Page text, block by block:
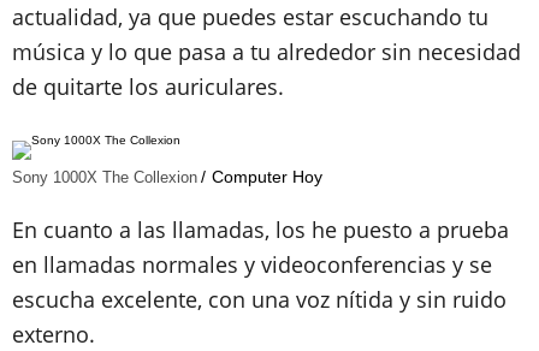
actualidad, ya que puedes estar escuchando tu
música y lo que pasa a tu alrededor sin necesidad
de quitarte los auriculares.
Sony 1000X The Collexion Computer Hoy
En cuanto a las llamadas, los he puesto a prueba
en llamadas normales y videoconferencias y se
escucha excelente, con una voz nítida y sin ruido
externo.